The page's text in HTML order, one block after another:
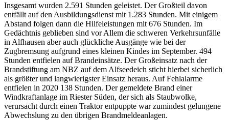
Insgesamt wurden 2.591 Stunden geleistet. Der Großteil davon
entfällt auf den Ausbildungsdienst mit 1.283 Stunden. Mit einigem
Abstand folgen dann die Hilfeleistungen mit 676 Stunden. Im
Gedächtnis geblieben sind vor Allem die schweren Verkehrsunfälle
in Alfhausen aber auch glückliche Ausgänge wie bei der
Zugbremsung aufgrund eines kleinen Kindes im September. 494
Stunden entfielen auf Brandeinsätze. Der Großeinsatz nach der
Brandstiftung am NBZ auf dem Alfseedeich sticht hierbei sicherlich
als größter und langwierigster Einsatz heraus. Auf Fehlalarme
entfielen in 2020 138 Stunden. Der gemeldete Brand einer
Windkraftanlage im Riester Süden, der sich als Staubwolke,
verursacht durch einen Traktor entpuppte war zumindest gelungene
Abwechslung zu den übrigen Brandmeldeanlagen.